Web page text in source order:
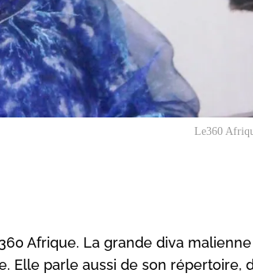
Le360
Afrique. La grande diva malienne
Elle parle aussi de son répertoire,